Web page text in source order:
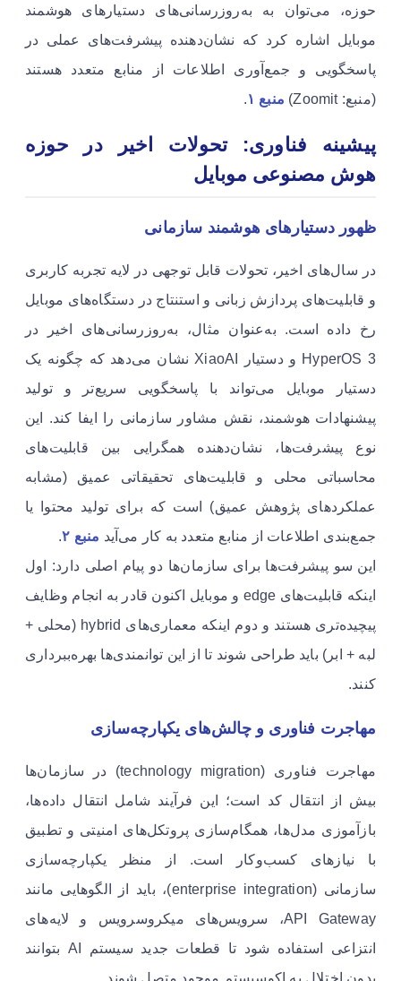
حوزه، می‌توان به به‌روزرسانی‌های دستیارهای هوشمند
موبایل اشاره کرد که نشان‌دهنده پیشرفت‌های عملی در
پاسخگویی و جمع‌آوری اطلاعات از منابع متعدد هستند
(منبع: Zoomit)
منبع ۱ .
پیشینه فناوری: تحولات اخیر در حوزه
هوش مصنوعی موبایل
ظهور دستیارهای هوشمند سازمانی
در سال‌های اخیر، تحولات قابل توجهی در لایه تجربه کاربری
و قابلیت‌های پردازش زبانی و استنتاج در دستگاه‌های موبایل
رخ داده است. به‌عنوان مثال، به‌روزرسانی‌های اخیر در
HyperOS 3 و دستیار XiaoAI نشان می‌دهد که چگونه یک
دستیار موبایل می‌تواند با پاسخگویی سریع‌تر و تولید
پیشنهادات هوشمند، نقش مشاور سازمانی را ایفا کند. این
نوع پیشرفت‌ها، نشان‌دهنده همگرایی بین قابلیت‌های
محاسباتی محلی و قابلیت‌های تحقیقاتی عمیق (مشابه
عملکردهای پژوهش عمیق) است که برای تولید محتوا یا
جمع‌بندی اطلاعات از منابع متعدد به کار می‌آید منبع ۲
.
این سو پیشرفت‌ها برای سازمان‌ها دو پیام اصلی دارد: اول
اینکه قابلیت‌های edge و موبایل اکنون قادر به انجام وظایف
پیچیده‌تری هستند و دوم اینکه معماری‌های hybrid (محلی +
لبه + ابر) باید طراحی شوند تا از این توانمندی‌ها بهره‌ببرداری
کنند.
مهاجرت فناوری و چالش‌های یکپارچه‌سازی
مهاجرت فناوری (technology migration) در سازمان‌ها
بیش از انتقال کد است؛ این فرآیند شامل انتقال داده‌ها،
بازآموزی مدل‌ها، همگام‌سازی پروتکل‌های امنیتی و تطبیق
با نیازهای کسب‌وکار است. از منظر یکپارچه‌سازی
سازمانی (enterprise integration)، باید از الگوهایی مانند
API Gateway، سرویس‌های میکروسرویس و لایه‌های
انتزاعی استفاده شود تا قطعات جدید سیستم AI بتوانند
بدون اختلال به اکوسیستم موجود متصل شوند.